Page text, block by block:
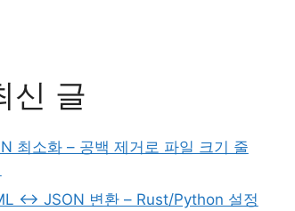
신 글
최소화 – 공백 제거로 파일 크기 줄
↔ JSON 변환 – Rust/Python 설정